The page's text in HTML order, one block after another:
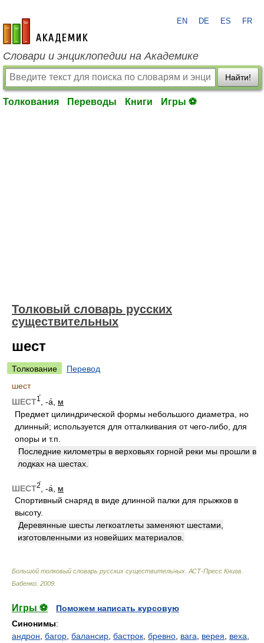
academic.ru
EN DE ES FR
Словари и энциклопедии на Академике
Найти!
Толкования Переводы Книги Игры ⚽
Толковый словарь русских
существительных
шест
Толкование
Перевод
шест
ШЕСТ1́ , -а́, м
Предмет цилиндрической формы небольшого диаметра, но
длинный; используется для отталкивания от чего-либо, для
опоры и т.п.
Последние километры в верховьях горной реки мы прошли в
лодках на шестах.
ШЕСТ2́ , -а́, м
Спортивный снаряд в виде длинной палки для прыжков в
высоту.
Деревянные шесты легкоатлеты заменяют шестами,
изготовленными из новейших материалов.
Большой толковый словарь русских существительных. АСТ-Пресс Книга
Бабенко 2009
Игры ⚽
Поможем написать курсовую
Синонимы:
андрон, багор, балансир, бастрок, бревно, вага, верея, веха,